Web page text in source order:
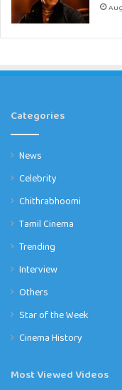
Categories
News
Celebrity
Chithrabhoomi
Tamil Cinema
Trending
Interview
Others
Star of the Week
Cinema History
Most Viewed Videos